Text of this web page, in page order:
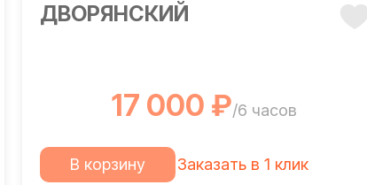
ДВОРЯНСКИЙ
17 000 ₽/6 часов
В корзину Заказать в 1 клик